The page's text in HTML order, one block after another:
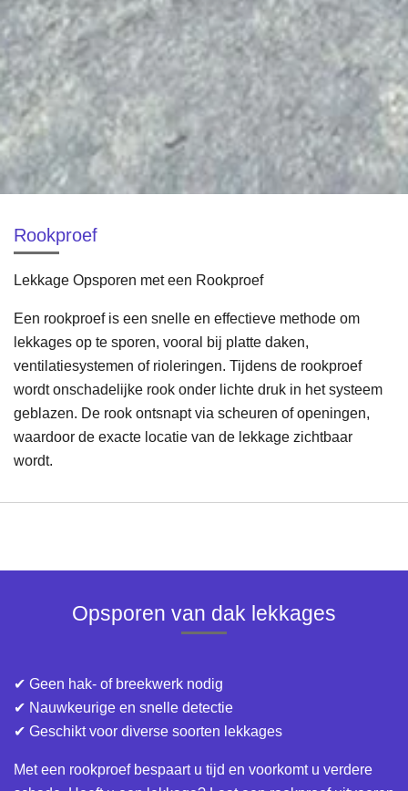
Rookproef
Lekkage Opsporen met een Rookproef
Een rookproef is een snelle en effectieve methode om
lekkages op te sporen, vooral bij platte daken,
ventilatiesystemen of rioleringen. Tijdens de rookproef
wordt onschadelijke rook onder lichte druk in het systeem
geblazen. De rook ontsnapt via scheuren of openingen,
waardoor de exacte locatie van de lekkage zichtbaar
wordt.
Opsporen van dak lekkages
✔ Geen hak- of breekwerk nodig
✔ Nauwkeurige en snelle detectie
✔ Geschikt voor diverse soorten lekkages
Met een rookproef bespaart u tijd en voorkomt u verdere